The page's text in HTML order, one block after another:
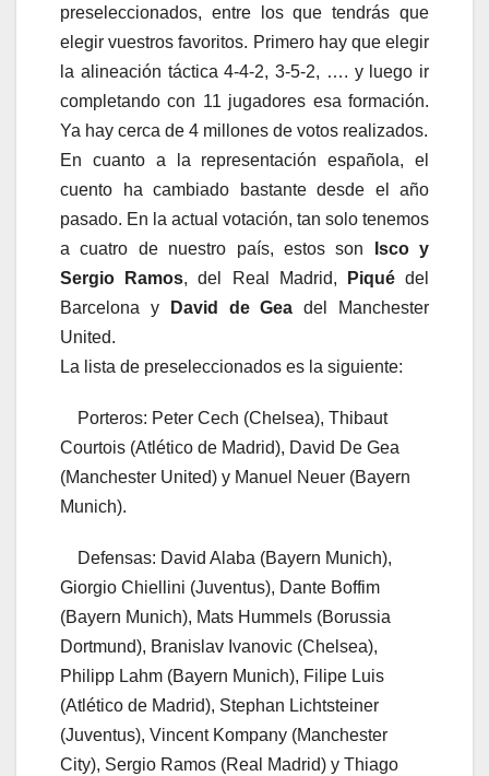
preseleccionados, entre los que tendrás que
elegir vuestros favoritos. Primero hay que elegir
la alineación táctica 4-4-2, 3-5-2, …. y luego ir
completando con 11 jugadores esa formación.
Ya hay cerca de 4 millones de votos realizados.
En cuanto a la representación española, el
cuento ha cambiado bastante desde el año
pasado. En la actual votación, tan solo tenemos
a cuatro de nuestro país, estos son Isco y
Sergio Ramos, del Real Madrid, Piquédel
Barcelona y
David de Geadel Manchester
United.
La lista de preseleccionados es la siguiente:
Porteros: Peter Cech (Chelsea), Thibaut
Courtois (Atlético de Madrid), David De Gea
(Manchester United) y Manuel Neuer (Bayern
Munich).
Defensas: David Alaba (Bayern Munich),
Giorgio Chiellini (Juventus), Dante Boffim
(Bayern Munich), Mats Hummels (Borussia
Dortmund), Branislav Ivanovic (Chelsea),
Philipp Lahm (Bayern Munich), Filipe Luis
(Atlético de Madrid), Stephan Lichtsteiner
(Juventus), Vincent Kompany (Manchester
City), Sergio Ramos (Real Madrid) y Thiago